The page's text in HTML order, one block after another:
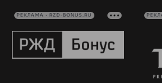
РЕКЛАМА • RZD-BONUS.RU